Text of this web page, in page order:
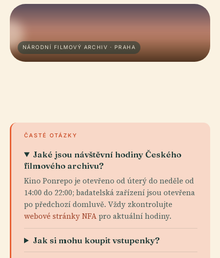
NÁRODNÍ FILMOVÝ ARCHIV · PRAHA
ČASTÉ OTÁZKY
Jaké jsou návštěvní hodiny Českého
filmového archivu?
Kino Ponrepo je otevřeno od úterý do neděle od
14:00 do 22:00; badatelská zařízení jsou otevřena
po předchozí domluvě. Vždy zkontrolujte
webové stránky NFApro aktuální hodiny.
Jak si mohu koupit vstupenky?